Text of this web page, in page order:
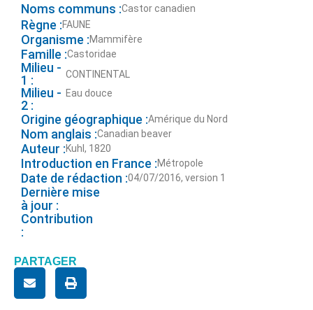
Noms communs :Castor canadien
Règne :FAUNE
Organisme :Mammifère
Famille :Castoridae
Milieu -
1 :
CONTINENTAL
Milieu -
2 :
Eau douce
Origine géographique :Amérique du Nord
Nom anglais :Canadian beaver
Auteur :Kuhl, 1820
Introduction en France :Métropole
Date de rédaction :04/07/2016, version 1
Dernière mise
à jour :
Contribution
:
PARTAGER